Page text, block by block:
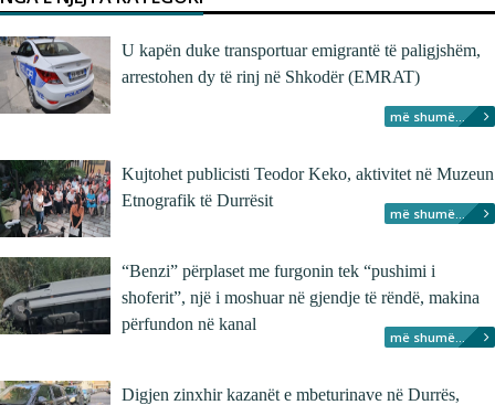
U kapën duke transportuar emigrantë të paligjshëm,
arrestohen dy të rinj në Shkodër (EMRAT)
më shumë...
Kujtohet publicisti Teodor Keko, aktivitet në Muzeun
Etnografik të Durrësit
më shumë...
“Benzi” përplaset me furgonin tek “pushimi i
shoferit”, një i moshuar në gjendje të rëndë, makina
përfundon në kanal
më shumë...
Digjen zinxhir kazanët e mbeturinave në Durrës,